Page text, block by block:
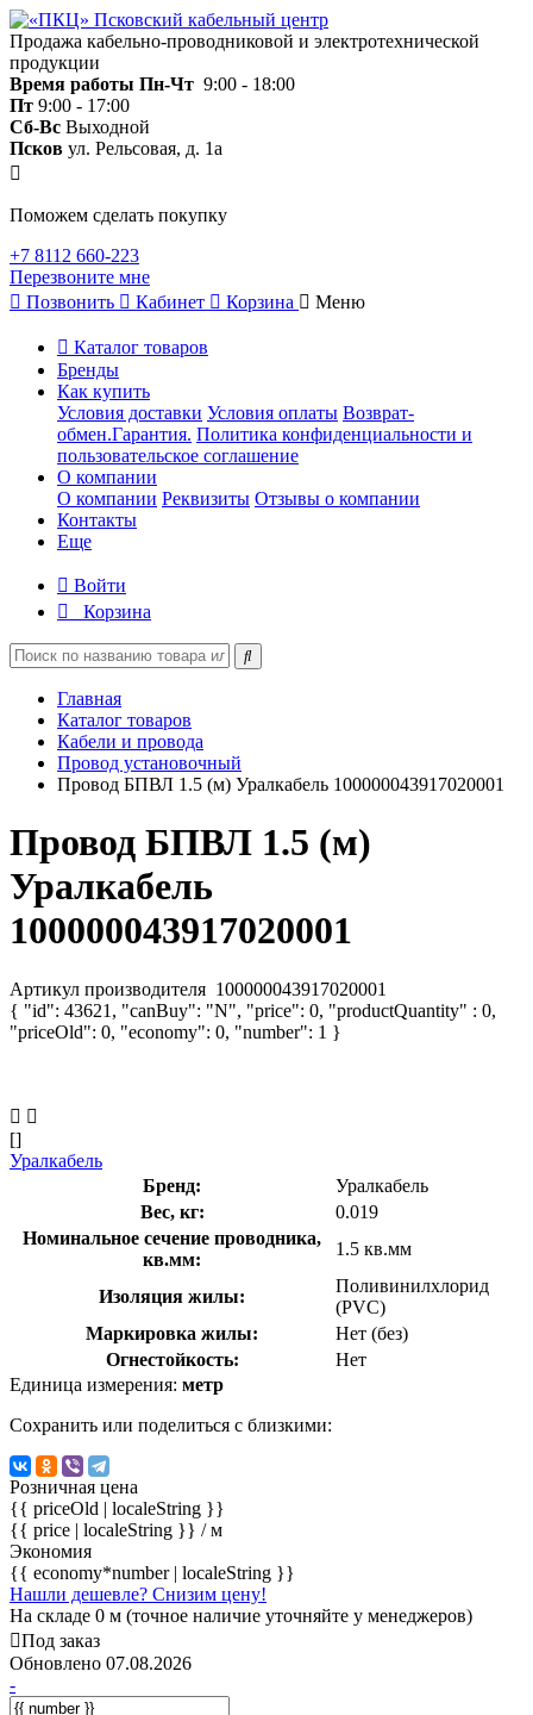
Продажа кабельно-проводниковой и электротехнической
продукции
Время работы Пн-Чт 9:00 - 18:00
Пт 9:00 - 17:00
Сб-Вс Выходной
Псков ул. Рельсовая, д. 1а
Поможем сделать покупку
+7 8112 660-223
Перезвоните мне
Позвонить
Кабинет Корзина Меню
Каталог товаров
Бренды
Как купить
Условия доставки Условия оплаты Возврат-
обмен.Гарантия. Политика конфиденциальности и
пользовательское соглашение
О компании
О компании Реквизиты Отзывы о компании
Контакты
Еще
Войти
Корзина
Главная
Каталог товаров
Кабели и провода
Провод установочный
Провод БПВЛ 1.5 (м) Уралкабель 100000043917020001
Провод БПВЛ 1.5 (м)
Уралкабель
100000043917020001
Артикул производителя 100000043917020001
{ "id": 43621, "canBuy": "N", "price": 0, "productQuantity" : 0,
"priceOld": 0, "economy": 0, "number": 1 }
[]
Уралкабель
Бренд:
Уралкабель
Вес, кг:
0.019
Номинальное сечение проводника,
кв.мм:
1.5 кв.мм
Изоляция жилы:
Поливинилхлорид
(PVC)
Маркировка жилы:
Нет (без)
Огнестойкость:
Нет
Единица измерения: метр
Сохранить или поделиться с близкими:
Розничная цена
{{ priceOld | localeString }}
{{ price | localeString }} / м
Экономия
{{ economy*number | localeString }}
Нашли дешевле? Снизим цену!
На складе 0 м (точное наличие уточняйте у менеджеров)
Под заказ
Обновлено 07.08.2026
-